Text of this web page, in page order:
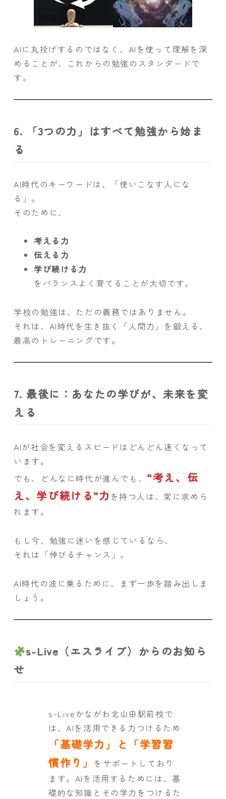
AIに丸投げするのではなく、AIを使って理解を深
めることが、これからの勉強のスタンダードで
す。
6. 「3つの力」はすべて勉強から始ま
る
AI時代のキーワードは、「使いこなす人にな
る」。
そのために、
考える力
伝える力
学び続ける力
をバランスよく育てることが大切です。
学校の勉強は、ただの義務ではありません。
それは、AI時代を生き抜く「人間力」を鍛える、
最高のトレーニングです。
7. 最後に：あなたの学びが、未来を変
える
AIが社会を変えるスピードはどんどん速くなって
います。
でも、どんなに時代が進んでも、 “考え、伝
え、学び続ける”力 を持つ人は、常に求めら
れます。
もし今、勉強に迷いを感じているなら、
それは「伸びるチャンス」。
AI時代の波に乗るために、まず一歩を踏み出しま
しょう。
s-Live（エスライブ）からのお知ら
せ
s-Liveかながわ北山田駅前校で
は、AIを活用できる力つけるため
「基礎学力」と「学習習
慣作り」
をサポートしており
ます。AIを活用するためには、基
礎的な知識とその学力をつけるた